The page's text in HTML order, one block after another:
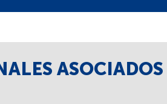
ASOCIADOS